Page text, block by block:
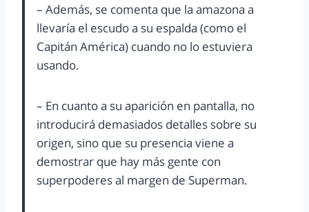
– Además, se comenta que la amazona a
llevaría el escudo a su espalda (como el
Capitán América) cuando no lo estuviera
usando.
– En cuanto a su aparición en pantalla, no
introducirá demasiados detalles sobre su
origen, sino que su presencia viene a
demostrar que hay más gente con
superpoderes al margen de Superman.